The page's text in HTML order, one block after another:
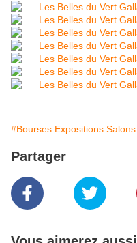
#Bourses Expositions Salons
Partager